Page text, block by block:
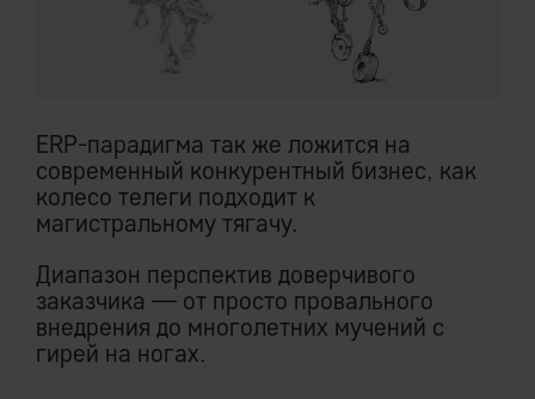
ERP-парадигма так же ложится на
современный конкурентный бизнес, как
колесо телеги подходит к
магистральному тягачу.
Диапазон перспектив доверчивого
заказчика — от просто провального
внедрения до многолетних мучений с
гирей на ногах.